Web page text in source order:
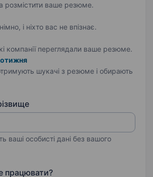
розмістити ваше резюме.
і ніхто вас не впізнає.
компанії переглядали ваше резюме.
шукачі з резюме і обирають
ваші особисті дані без вашого
працювати?